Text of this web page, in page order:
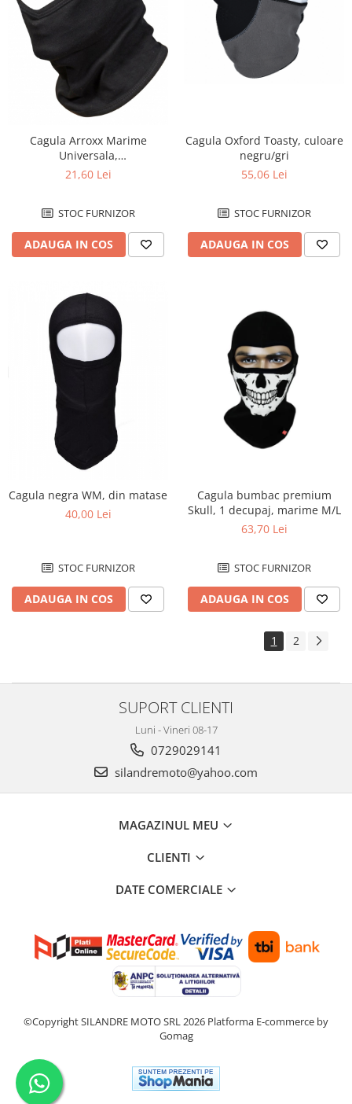
Bobina inductie
CDI
Cititor
Pipe / fisa bujii
Platini/Condensator
Statoare
Releu pornire
Releu semnalizare
Releu troliu
Semnalizari
Set semnalizari
Sticla semnalizare
Afisaj / Bord
Alarme moto/atv
Intrerupator
Conectori / Cablaje
Contact pornire
Stop spate/iluminat numar
Kit reparatie pompa frana
Placute frana
TRANSMISIE
Cagula Arroxx Marime
Universala,
Moto/Kart/Atv/Cross
21,60 Lei
STOC FURNIZOR
ADAUGA IN COS
Cagula Oxford Toasty, culoare
negru/gri
55,06 Lei
STOC FURNIZOR
ADAUGA IN COS
Cagula negra WM, din matase
40,00 Lei
STOC FURNIZOR
ADAUGA IN COS
Cagula bumbac premium
Skull, 1 decupaj, marime M/L
63,70 Lei
STOC FURNIZOR
ADAUGA IN COS
1 2
SUPORT CLIENTI
Luni - Vineri 08-17
0729029141
silandremoto@yahoo.com
MAGAZINUL MEU
CLIENTI
DATE COMERCIALE
©Copyright SILANDRE MOTO SRL 2026 Platforma E-commerce by
Gomag